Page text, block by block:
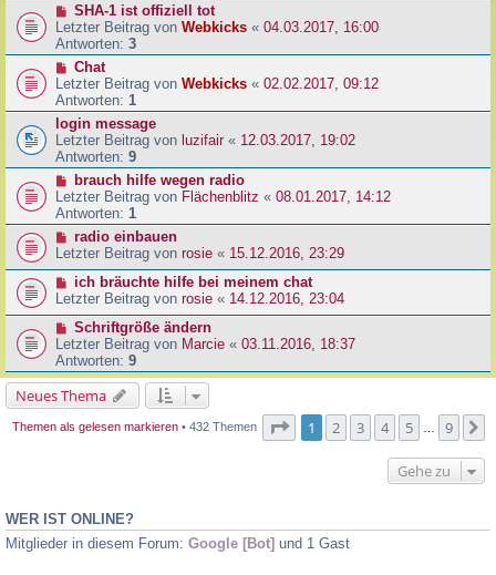
SHA-1 ist offiziell tot
Letzter Beitrag von Webkicks « 04.03.2017, 16:00
Antworten: 3
Chat
Letzter Beitrag von Webkicks « 02.02.2017, 09:12
Antworten: 1
login message
Letzter Beitrag von luzifair « 12.03.2017, 19:02
Antworten: 9
brauch hilfe wegen radio
Letzter Beitrag von Flächenblitz « 08.01.2017, 14:12
Antworten: 1
radio einbauen
Letzter Beitrag von rosie « 15.12.2016, 23:29
ich bräuchte hilfe bei meinem chat
Letzter Beitrag von rosie « 14.12.2016, 23:04
Schriftgröße ändern
Letzter Beitrag von Marcie « 03.11.2016, 18:37
Antworten: 9
Neues Thema
Themen als gelesen markieren• 432 Themen Seite von
1 2 3 4 5 9
Gehe zu
WER IST ONLINE?
Mitglieder in diesem Forum: Google [Bot] und 1 Gast